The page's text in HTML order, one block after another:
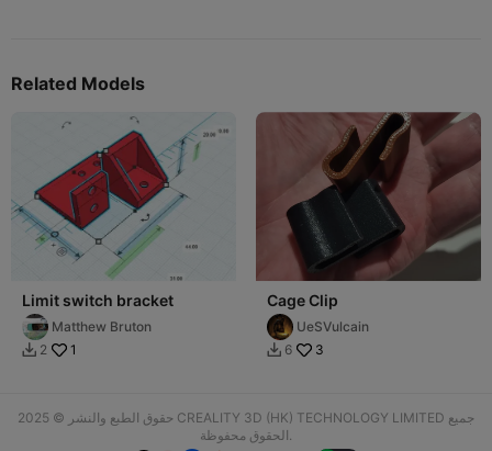
Related Models
Limit switch bracket
Matthew Bruton
 2 1
Cage Clip
UeSVulcain
 6 3
حقوق الطبع والنشر © 2025 CREALITY 3D (HK) TECHNOLOGY LIMITED جميع
الحقوق محفوظة.